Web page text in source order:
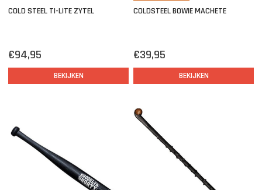
COLD STEEL TI-LITE ZYTEL
€94,95
BEKIJKEN
COLDSTEEL BOWIE MACHETE
€39,95
BEKIJKEN